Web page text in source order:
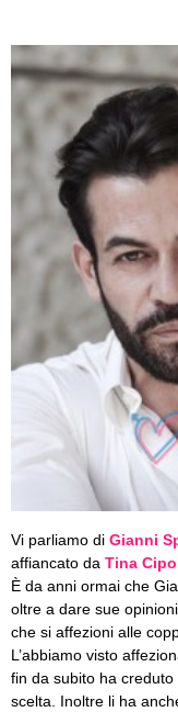
Vi parliamo di Gianni
affiancato da Tina
È da anni ormai che
oltre a dare sue
che si affezioni alle
L’abbiamo visto
fin da subito ha
scelta. Inoltre li ha